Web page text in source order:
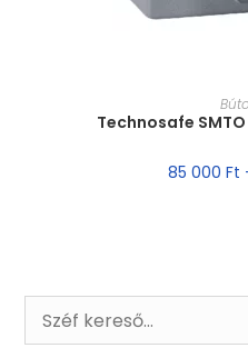
MÉRET
Technosafe
85 000 Ft